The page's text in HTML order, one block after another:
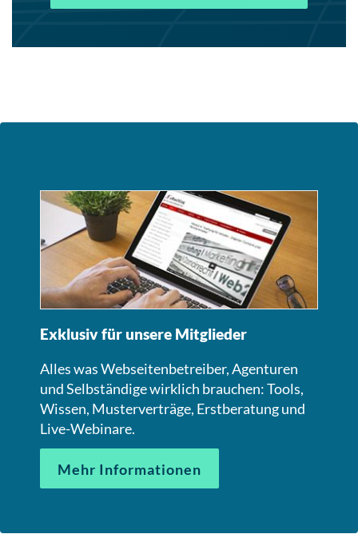
Exklusiv für unsere Mitglieder
Alles was Webseitenbetreiber, Agenturen
und Selbständige wirklich brauchen: Tools,
Wissen, Musterverträge, Erstberatung und
Live-Webinare.
Mehr Informationen